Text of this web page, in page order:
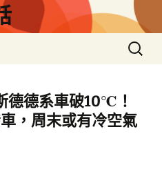
搜
尋
鍵
字:
德德系車破10℃！
，周末或有冷空氣